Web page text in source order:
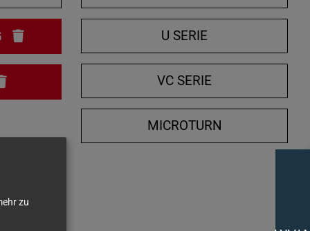
c
l
ß
n
U SERIE
VC SERIE
MICROTURN
zu